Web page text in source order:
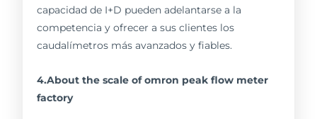
capacidad de I+D pueden adelantarse a la
competencia y ofrecer a sus clientes los
caudalímetros más avanzados y fiables.
4.About the scale of omron peak flow meter
factory